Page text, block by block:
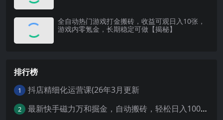
全自动热门游戏打金搬砖，收益可观日入10张，
游戏内零氪金，长期稳定可做【揭秘】
排行榜
1 抖店精细化运营课(26年3月更新
2 最新快手磁力万和掘金，自动搬砖，轻松日入100-200，操作简单